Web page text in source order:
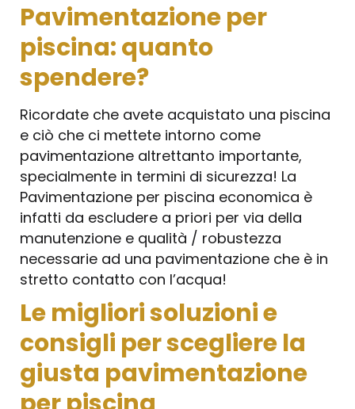
Pavimentazione per
piscina: quanto
spendere?
Ricordate che avete acquistato una piscina
e ciò che ci mettete intorno come
pavimentazione altrettanto importante,
specialmente in termini di sicurezza! La
Pavimentazione per piscina economica è
infatti da escludere a priori per via della
manutenzione e qualità / robustezza
necessarie ad una pavimentazione che è in
stretto contatto con l’acqua!
Le migliori soluzioni e
consigli per scegliere la
giusta pavimentazione